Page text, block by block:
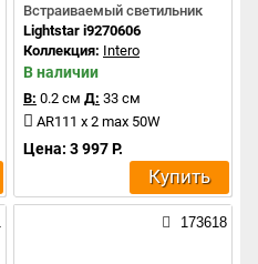
Встраиваемый светильник
Lightstar i9270606
Коллекция: Intero
В наличии
В: 0.2 см Д: 33 см
AR111 x 2 max 50W
Цена: 3 997 Р.
Купить
173618